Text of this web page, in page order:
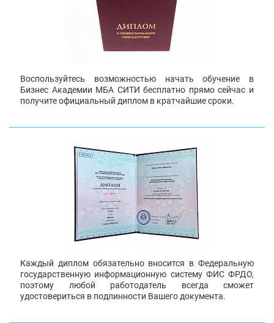
Воспользуйтесь возможностью начать обучение в
Бизнес Академии МБА СИТИ бесплатно прямо сейчас и
получите официальный диплом в кратчайшие сроки.
Каждый диплом обязательно вносится в Федеральную
государственную информационную систему ФИС ФРДО,
поэтому любой работодатель всегда сможет
удостовериться в подлинности Вашего документа.